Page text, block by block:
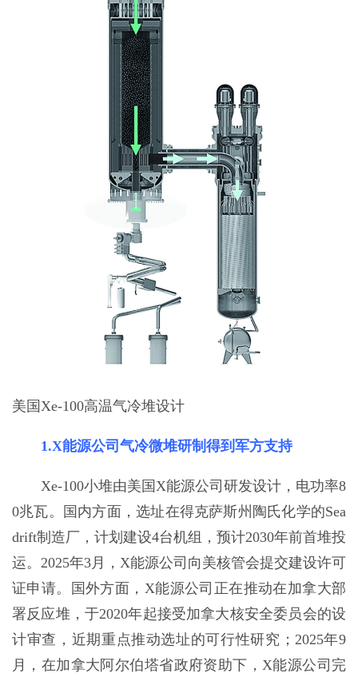
美国Xe-100高温气冷堆设计
1.X能源公司气冷微堆研制得到军方支持
Xe-100小堆由美国X能源公司研发设计，电功率8
0兆瓦。国内方面，选址在得克萨斯州陶氏化学的Sea
drift制造厂，计划建设4台机组，预计2030年前首堆投
运。2025年3月，X能源公司向美核管会提交建设许可
证申请。国外方面，X能源公司正在推动在加拿大部
署反应堆，于2020年起接受加拿大核安全委员会的设
计审查，近期重点推动选址的可行性研究；2025年9
月，在加拿大阿尔伯塔省政府资助下，X能源公司完